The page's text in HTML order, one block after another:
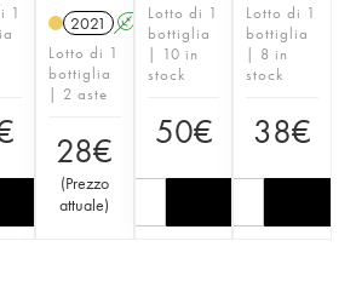
1
2021 A K
Lotto di 1
bottiglia
| 2 aste
28€
(Prezzo
attuale)
Lotto di 1
bottiglia
| 10 in
stock
50€
Lotto di 1
bottiglia
| 8 in
stock
38€